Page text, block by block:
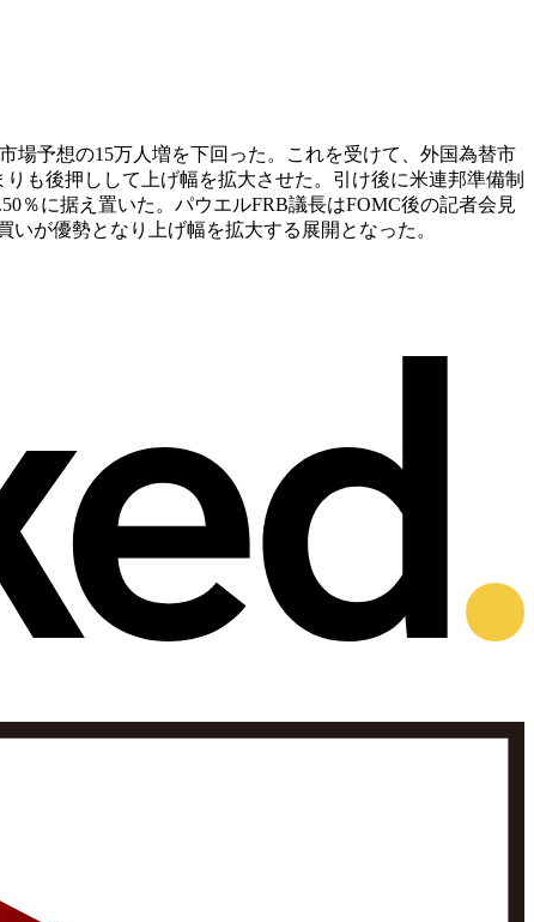
場予想の15万人増を下回った。これを受けて、外国為替市
も後押しして上げ幅を拡大させた。引け後に米連邦準備制
％に据え置いた。パウエルFRB議長はFOMC後の記者会見
が優勢となり上げ幅を拡大する展開となった。